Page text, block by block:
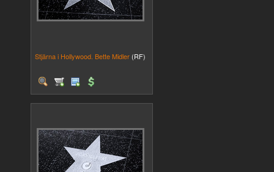
Stjärna i Hollywood. Bette Midler (RF)